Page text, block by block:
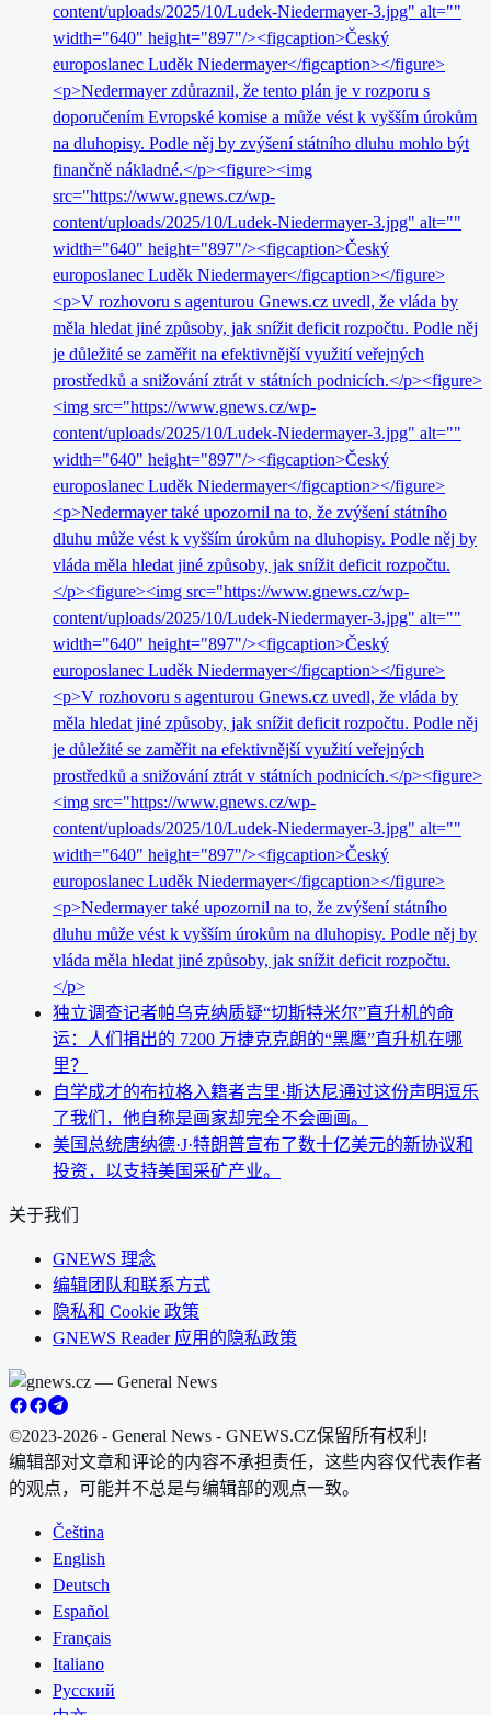
content/uploads/2025/10/Ludek-Niedermayer-3.jpg" alt=""
width="640" height="897"/><figcaption>Český
europoslanec Luděk Niedermayer</figcaption></figure>
<p>Nedermayer zdůraznil, že tento plán je v rozporu s
doporučením Evropské komise a může vést k vyšším úrokům
na dluhopisy. Podle něj by zvýšení státního dluhu mohlo být
finančně nákladné.</p><figure><img
src="https://www.gnews.cz/wp-
content/uploads/2025/10/Ludek-Niedermayer-3.jpg" alt=""
width="640" height="897"/><figcaption>Český
europoslanec Luděk Niedermayer</figcaption></figure>
<p>V rozhovoru s agenturou Gnews.cz uvedl, že vláda by
měla hledat jiné způsoby, jak snížit deficit rozpočtu. Podle něj
je důležité se zaměřit na efektivnější využití veřejných
prostředků a snižování ztrát v státních podnicích.</p><figure>
<img src="https://www.gnews.cz/wp-
content/uploads/2025/10/Ludek-Niedermayer-3.jpg" alt=""
width="640" height="897"/><figcaption>Český
europoslanec Luděk Niedermayer</figcaption></figure>
<p>Nedermayer také upozornil na to, že zvýšení státního
dluhu může vést k vyšším úrokům na dluhopisy. Podle něj by
vláda měla hledat jiné způsoby, jak snížit deficit rozpočtu.
</p><figure><img src="https://www.gnews.cz/wp-
content/uploads/2025/10/Ludek-Niedermayer-3.jpg" alt=""
width="640" height="897"/><figcaption>Český
europoslanec Luděk Niedermayer</figcaption></figure>
<p>V rozhovoru s agenturou Gnews.cz uvedl, že vláda by
měla hledat jiné způsoby, jak snížit deficit rozpočtu. Podle něj
je důležité se zaměřit na efektivnější využití veřejných
prostředků a snižování ztrát v státních podnicích.</p><figure>
<img src="https://www.gnews.cz/wp-
content/uploads/2025/10/Ludek-Niedermayer-3.jpg" alt=""
width="640" height="897"/><figcaption>Český
europoslanec Luděk Niedermayer</figcaption></figure>
<p>Nedermayer také upozornil na to, že zvýšení státního
dluhu může vést k vyšším úrokům na dluhopisy. Podle něj by
vláda měla hledat jiné způsoby, jak snížit deficit rozpočtu.
</p>
独立调查记者帕乌克纳质疑“切斯特米尔”直升机的命
运：人们捐出的 7200 万捷克克朗的“黑鹰”直升机在哪
里？
自学成才的布拉格入籍者吉里·斯达尼通过这份声明逗乐
了我们，他自称是画家却完全不会画画。
美国总统唐纳德·J·特朗普宣布了数十亿美元的新协议和
投资，以支持美国采矿产业。
关于我们
GNEWS 理念
编辑团队和联系方式
隐私和 Cookie 政策
GNEWS Reader 应用的隐私政策
©2023-2026 - General News - GNEWS.CZ保留所有权利!
编辑部对文章和评论的内容不承担责任，这些内容仅代表作者
的观点，可能并不总是与编辑部的观点一致。
Čeština
English
Deutsch
Español
Français
Italiano
Русский